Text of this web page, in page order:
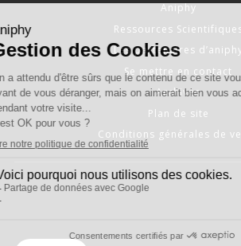
RYTHMES CIRCADIENS
DÉVELOPPEMENTS À FAÇON
PORTIQUES & STATIONS D’ANÉSTHÉSIE
ASPIRATEURS ET CARTOUCHES CHARBON
ÉVAPORATEURS
Aniphy
Ressources
Les partenaires
Se mettre en contact
Archives
Plan de site
Conditions générales de